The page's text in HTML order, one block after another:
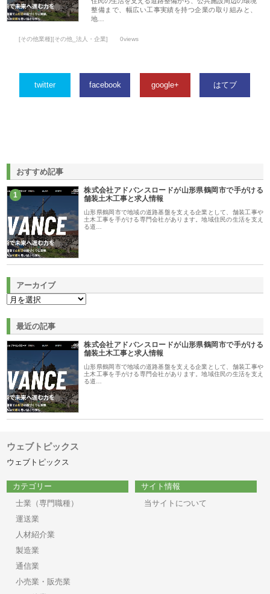
整備まで、幅広い工事実績を持つ企業の取り組みと、
地…
[その他業種][その他_法人・企業] 0views
twitter facebook google+ はてブ
おすすめ記事
1
株式会社アドバンスロードが山形県鶴岡市で手がける
舗装土木工事と求人情報
山形県鶴岡市で地域の道路基盤を支える企業として、舗装工事や
土木工事を手がける専門会社があります。地域住民の生活を支え
る道…
アーカイブ
最近の記事
株式会社アドバンスロードが山形県鶴岡市で手がける
舗装土木工事と求人情報
山形県鶴岡市で地域の道路基盤を支える企業として、舗装工事や
土木工事を手がける専門会社があります。地域住民の生活を支え
る道…
ウェブトピックス
ウェブトピックス
カテゴリー
士業（専門職種）
運送業
人材紹介業
製造業
通信業
小売業・販売業
サイト情報
当サイトについて